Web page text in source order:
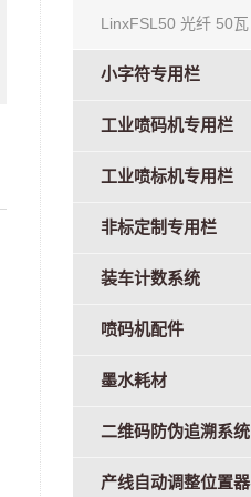
LinxFSL50 光纤 50瓦
小字符专用栏
工业喷码机专用栏
工业喷标机专用栏
非标定制专用栏
装车计数系统
喷码机配件
墨水耗材
二维码防伪追溯系统
产线自动调整位置器